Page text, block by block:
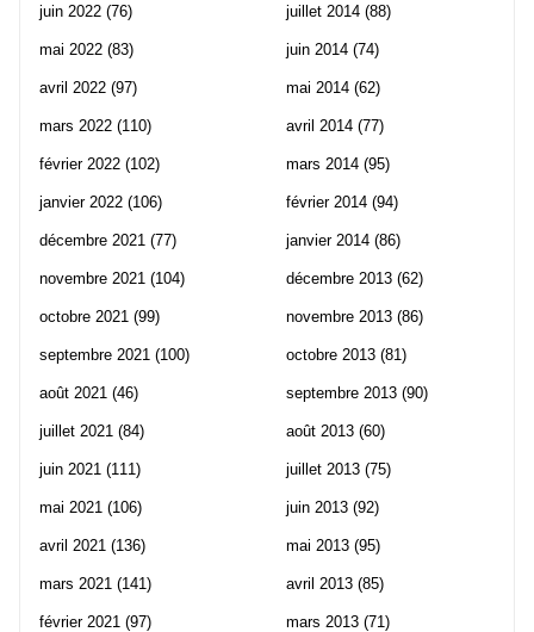
juin 2022 (76)
mai 2022 (83)
avril 2022 (97)
mars 2022 (110)
février 2022 (102)
janvier 2022 (106)
décembre 2021 (77)
novembre 2021 (104)
octobre 2021 (99)
septembre 2021 (100)
août 2021 (46)
juillet 2021 (84)
juin 2021 (111)
mai 2021 (106)
avril 2021 (136)
mars 2021 (141)
février 2021 (97)
juillet 2014 (88)
juin 2014 (74)
mai 2014 (62)
avril 2014 (77)
mars 2014 (95)
février 2014 (94)
janvier 2014 (86)
décembre 2013 (62)
novembre 2013 (86)
octobre 2013 (81)
septembre 2013 (90)
août 2013 (60)
juillet 2013 (75)
juin 2013 (92)
mai 2013 (95)
avril 2013 (85)
mars 2013 (71)